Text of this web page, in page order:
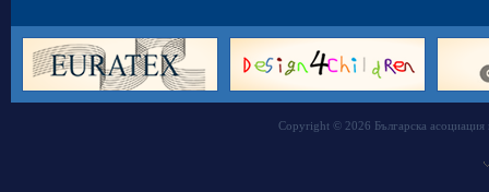
Copyright © 2026 Българска асоциация